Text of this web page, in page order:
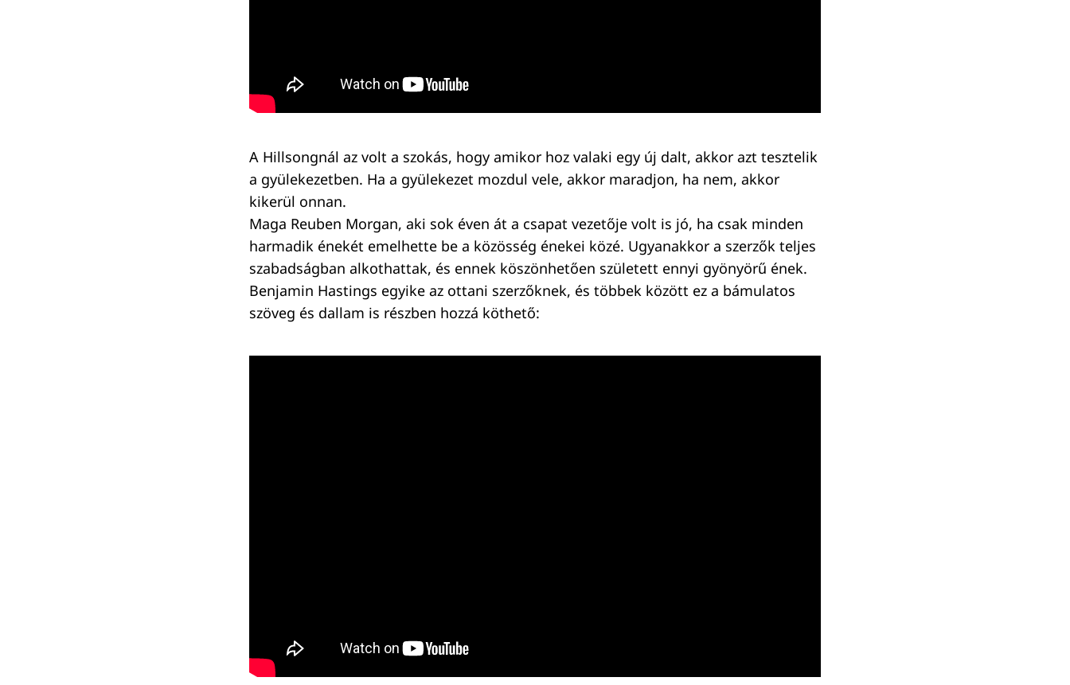
A Hillsongnál az volt a szokás, hogy amikor hoz valaki egy új dalt, akkor azt tesztelik
a gyülekezetben. Ha a gyülekezet mozdul vele, akkor maradjon, ha nem, akkor
kikerül onnan.
Maga Reuben Morgan, aki sok éven át a csapat vezetője volt is jó, ha csak minden
harmadik énekét emelhette be a közösség énekei közé. Ugyanakkor a szerzők teljes
szabadságban alkothattak, és ennek köszönhetően született ennyi gyönyörű ének.
Benjamin Hastings egyike az ottani szerzőknek, és többek között ez a bámulatos
szöveg és dallam is részben hozzá köthető: